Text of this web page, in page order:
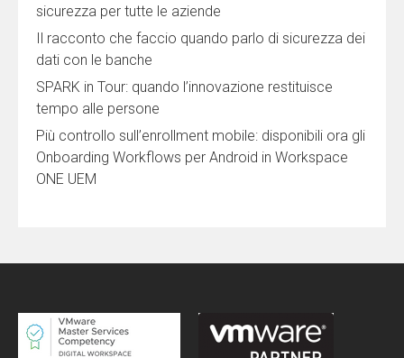
sicurezza per tutte le aziende
Il racconto che faccio quando parlo di sicurezza dei
dati con le banche
SPARK in Tour: quando l’innovazione restituisce
tempo alle persone
Più controllo sull’enrollment mobile: disponibili ora gli
Onboarding Workflows per Android in Workspace
ONE UEM